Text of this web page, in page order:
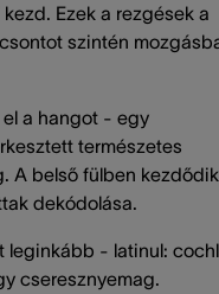
Ezek a rezgések a
szintén
a hangot - egy
természetes
A belső fülben
dekódolása.
leginkább - latinul:
cseresznyemag.